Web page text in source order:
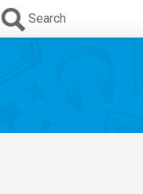
Search